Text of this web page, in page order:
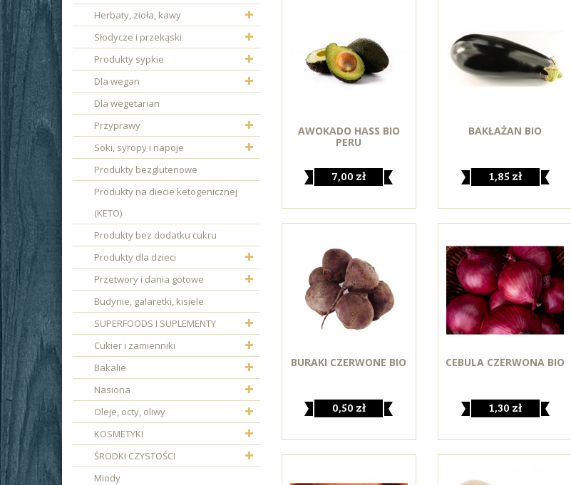
Herbaty, zioła, kawy
Słodycze i przekąski
Produkty sypkie
Dla wegan
Dla wegetarian
Przyprawy
Soki, syropy i napoje
Produkty bezglutenowe
Produkty na diecie ketogenicznej
(KETO)
Produkty bez dodatku cukru
Produkty dla dzieci
Przetwory i dania gotowe
Budynie, galaretki, kisiele
SUPERFOODS I SUPLEMENTY
Cukier i zamienniki
Bakalie
Nasiona
Oleje, octy, oliwy
KOSMETYKI
ŚRODKI CZYSTOŚCI
Miody
AWOKADO HASS BIO
PERU
7,00 zł
BAKŁAŻAN BIO
1,85 zł
BURAKI CZERWONE BIO
0,50 zł
CEBULA CZERWONA BIO
1,30 zł